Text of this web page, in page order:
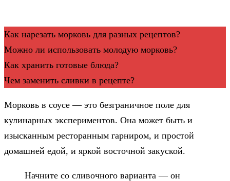
Как нарезать морковь для разных рецептов?
Можно ли использовать молодую морковь?
Как хранить готовые блюда?
Чем заменить сливки в рецепте?
Морковь в соусе — это безграничное поле для
кулинарных экспериментов. Она может быть и
изысканным ресторанным гарниром, и простой
домашней едой, и яркой восточной закуской.
Начните со сливочного варианта — он